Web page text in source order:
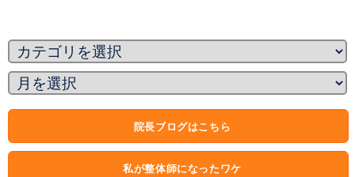
院長ブログはこちら
私が整体師になったワケ